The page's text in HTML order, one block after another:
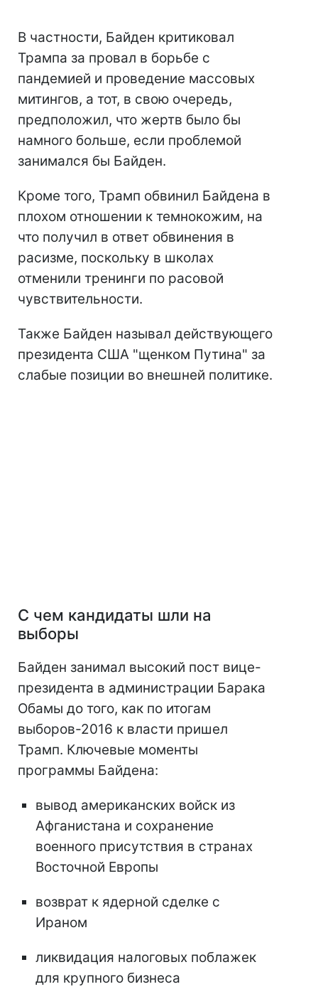
В частности, Байден критиковал
Трампа за провал в борьбе с
пандемией и проведение массовых
митингов, а тот, в свою очередь,
предположил, что жертв было бы
намного больше, если проблемой
занимался бы Байден.
Кроме того, Трамп обвинил Байдена в
плохом отношении к темнокожим, на
что получил в ответ обвинения в
расизме, поскольку в школах
отменили тренинги по расовой
чувствительности.
Также Байден называл действующего
президента США "щенком Путина" за
слабые позиции во внешней политике.
С чем кандидаты шли на
выборы
Байден занимал высокий пост вице-
президента в администрации Барака
Обамы до того, как по итогам
выборов-2016 к власти пришел
Трамп. Ключевые моменты
программы Байдена:
вывод американских войск из
Афганистана и сохранение
военного присутствия в странах
Восточной Европы
возврат к ядерной сделке с
Ираном
ликвидация налоговых поблажек
для крупного бизнеса